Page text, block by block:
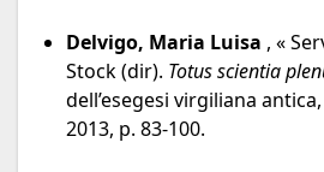
Delvigo, Maria Luisa , «
Stock (dir). Totus scientia
dell’esegesi virgiliana
2013, p. 83-100.